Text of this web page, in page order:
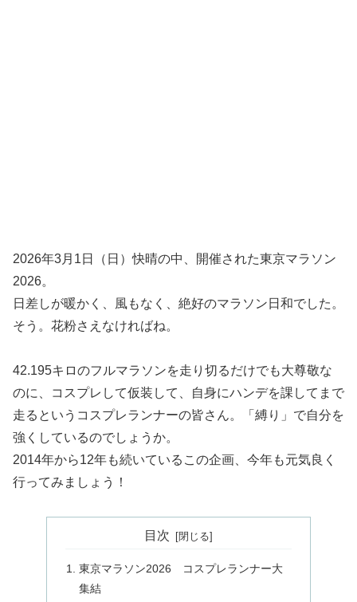
2026年3月1日（日）快晴の中、開催された東京マラソン
2026。
日差しが暖かく、風もなく、絶好のマラソン日和でした。
そう。花粉さえなければね。
42.195キロのフルマラソンを走り切るだけでも大尊敬な
のに、コスプレして仮装して、自身にハンデを課してまで
走るというコスプレランナーの皆さん。「縛り」で自分を
強くしているのでしょうか。
2014年から12年も続いているこの企画、今年も元気良く
行ってみましょう！
目次
東京マラソン2026 コスプレランナー大
集結